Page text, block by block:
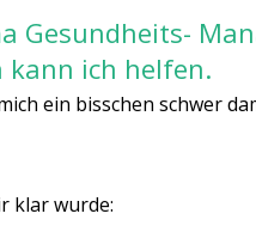
Gesundheits-
kann ich helfen.
ein bisschen schwer
klar wurde: